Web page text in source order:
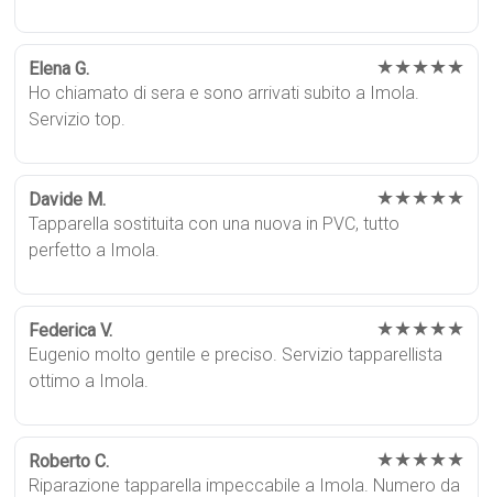
Elena G. ★★★★★
Ho chiamato di sera e sono arrivati subito a Imola.
Servizio top.
Davide M. ★★★★★
Tapparella sostituita con una nuova in PVC, tutto
perfetto a Imola.
Federica V. ★★★★★
Eugenio molto gentile e preciso. Servizio tapparellista
ottimo a Imola.
Roberto C. ★★★★★
Riparazione tapparella impeccabile a Imola. Numero da